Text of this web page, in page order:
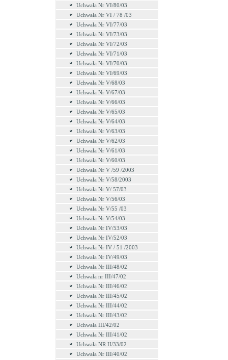
Uchwała Nr VI/80/03
Uchwała Nr VI / 78 /03
Uchwała Nr VI/77/03
Uchwała Nr VI/73/03
Uchwała Nr VI/72/03
Uchwała Nr VI/71/03
Uchwała Nr VI/70/03
Uchwała Nr VI/69/03
Uchwała Nr V/68/03
Uchwała Nr V/67/03
Uchwała Nr V/66/03
Uchwała Nr V/65/03
Uchwała Nr V/64/03
Uchwała Nr V/63/03
Uchwała Nr V/62/03
Uchwała Nr V/61/03
Uchwała Nr V/60/03
Uchwała Nr V /59 /2003
Uchwała Nr V/58/2003
Uchwała Nr V/ 57/03
Uchwała Nr V/56/03
Uchwała Nr V/55 /03
Uchwała Nr V/54/03
Uchwała Nr IV/53/03
Uchwała Nr IV/52/03
Uchwała Nr IV / 51 /2003
Uchwała Nr IV/49/03
Uchwała Nr III/48/02
Uchwała nr III/47/02
Uchwała Nr III/46/02
Uchwała Nr III/45/02
Uchwała Nr III/44/02
Uchwała Nr III/43/02
Uchwała III/42/02
Uchwała Nr III/41/02
Uchwała NR II/33/02
Uchwała Nr III/40/02